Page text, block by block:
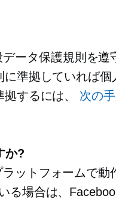
ータ保護規則を遵
準拠していれば個
するには、 次の
か?
ットフォームで動
る場合は、